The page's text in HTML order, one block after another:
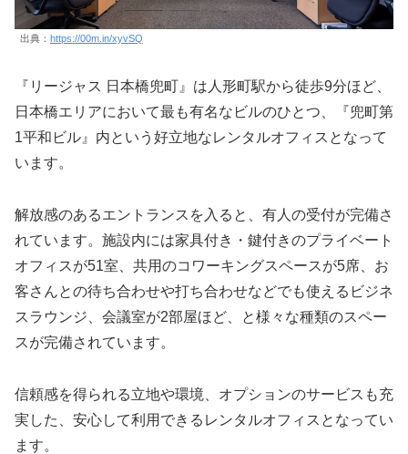
出典： https://00m.in/xyvSQ
『リージャス 日本橋兜町』は人形町駅から徒歩9分ほど、
日本橋エリアにおいて最も有名なビルのひとつ、『兜町第
1平和ビル』内という好立地なレンタルオフィスとなって
います。
解放感のあるエントランスを入ると、有人の受付が完備さ
れています。施設内には家具付き・鍵付きのプライベート
オフィスが51室、共用のコワーキングスペースが5席、お
客さんとの待ち合わせや打ち合わせなどでも使えるビジネ
スラウンジ、会議室が2部屋ほど、と様々な種類のスペー
スが完備されています。
信頼感を得られる立地や環境、オプションのサービスも充
実した、安心して利用できるレンタルオフィスとなってい
ます。